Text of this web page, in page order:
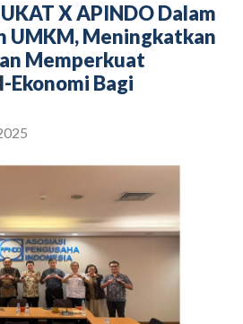
X APINDO Dalam
UMKM, Meningkatkan
Memperkuat
Ekonomi Bagi